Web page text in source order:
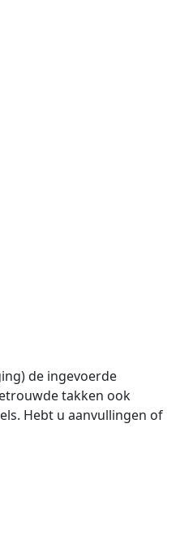
de ingevoerde
takken ook
Hebt u aanvullingen of